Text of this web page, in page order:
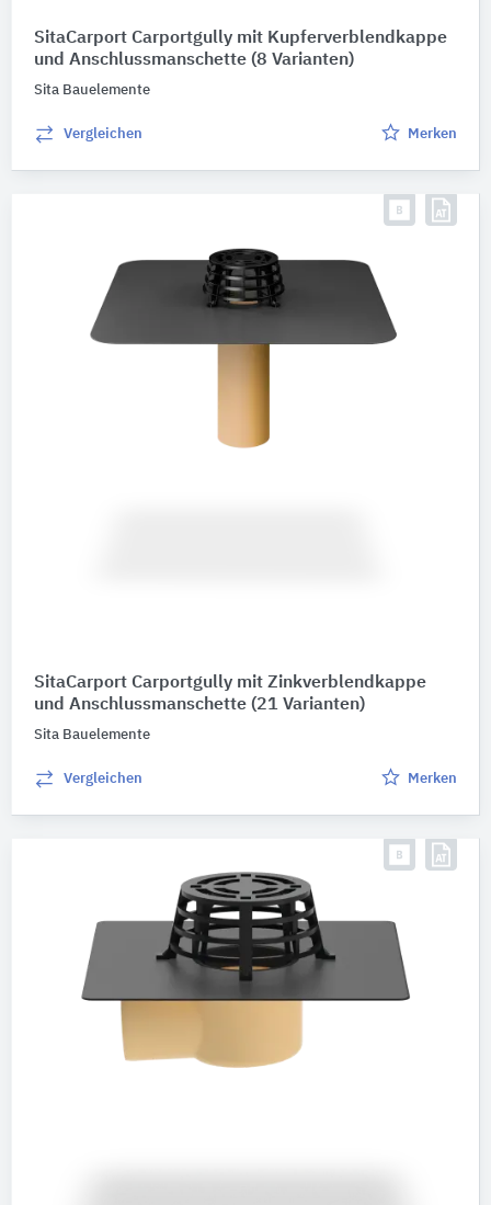
Dachentlüfter
SitaCarport Carportgully mit Kupferverblendkappe
und Anschlussmanschette (8 Varianten)
Sita Bauelemente
Vergleichen Merken
SitaCarport Carportgully mit Zinkverblendkappe
und Anschlussmanschette (21 Varianten)
Sita Bauelemente
Vergleichen Merken